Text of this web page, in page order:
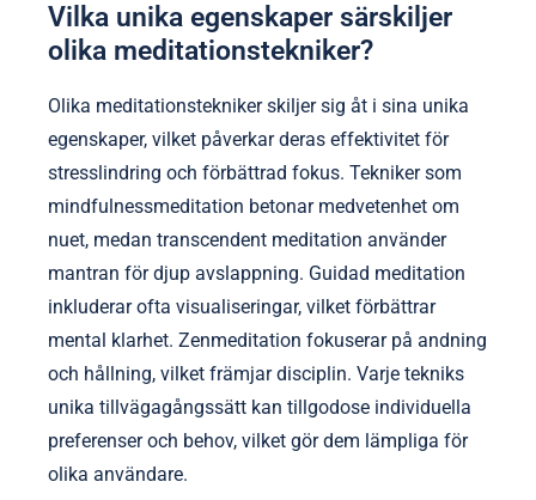
Vilka unika egenskaper särskiljer
olika meditationstekniker?
Olika meditationstekniker skiljer sig åt i sina unika
egenskaper, vilket påverkar deras effektivitet för
stresslindring och förbättrad fokus. Tekniker som
mindfulnessmeditation betonar medvetenhet om
nuet, medan transcendent meditation använder
mantran för djup avslappning. Guidad meditation
inkluderar ofta visualiseringar, vilket förbättrar
mental klarhet. Zenmeditation fokuserar på andning
och hållning, vilket främjar disciplin. Varje tekniks
unika tillvägagångssätt kan tillgodose individuella
preferenser och behov, vilket gör dem lämpliga för
olika användare.